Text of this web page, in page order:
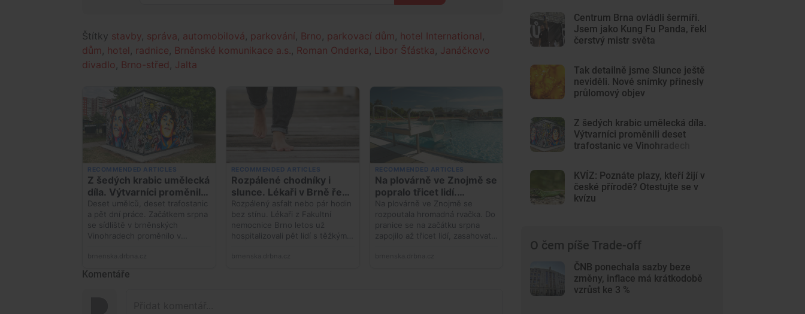
Štítky stavby správa automobilová parkování Brno parkovací dům hotel International
dům hotel radnice Brněnské komunikace a.s. Roman Onderka Libor Šťástka Janáčkovo
divadlo
Brno-střed Jalta
Komentáře
Centrum Brna ovládli šermíři.
Jsem jako Kung Fu Panda, řekl
čerstvý mistr světa
Tak detailně jsme Slunce ještě
neviděli. Nové snímky přinesly
průlomový objev
Z šedých krabic umělecká díla.
Výtvarníci proměnili deset
trafostanic ve Vinohradech
KVÍZ: Poznáte plazy, kteří žijí v
české přírodě? Otestujte se v
kvízu
O čem píše Trade-off
ČNB ponechala sazby beze
změny, inflace má krátkodobě
vzrůst ke 3 %